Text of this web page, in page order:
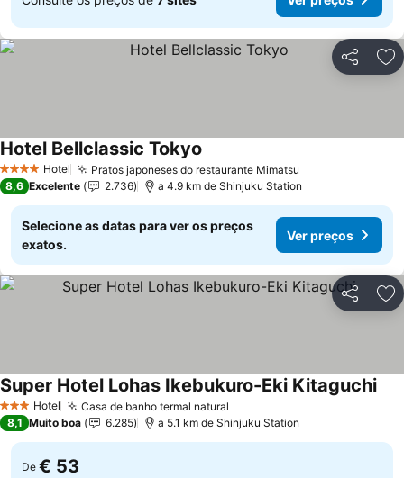
Partilhar
4 EstrelasHotel Pratos japoneses do restaurante Mimatsu
Hotel Bellclassic Tokyo
8,6 Excelente 2.736 a 4.9 km de Shinjuku Station
Selecione as datas para ver os preços
exatos.
Ver preços
Partilhar
3 EstrelasHotel Casa de banho termal natural
Super Hotel Lohas Ikebukuro-Eki Kitaguchi
8,1 Muito boa 6.285 a 5.1 km de Shinjuku Station
De € 53